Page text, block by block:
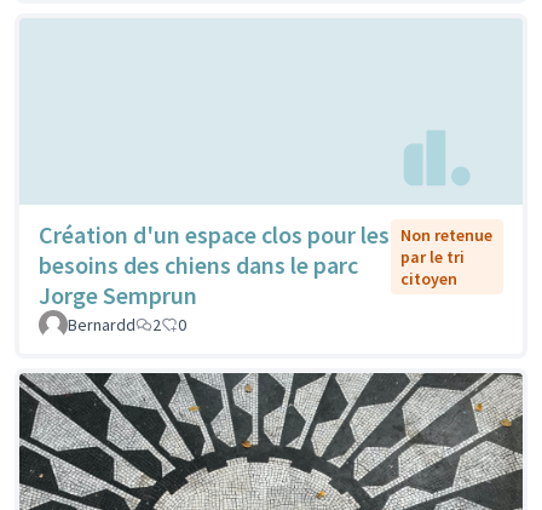
Création d'un espace clos pour les
besoins des chiens dans le parc
Jorge Semprun
Non retenue
par le tri
citoyen
Bernardd 2 0